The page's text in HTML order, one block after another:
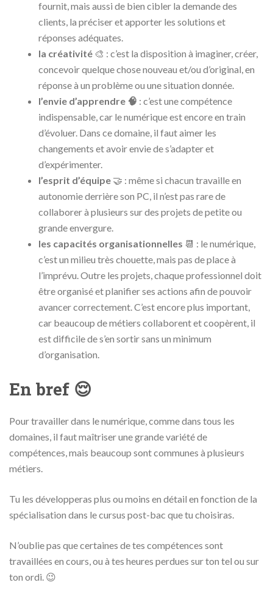
fournit, mais aussi de bien cibler la demande des
clients, la préciser et apporter les solutions et
réponses adéquates.
la créativité 🎨 : c’est la disposition à imaginer, créer,
concevoir quelque chose nouveau et/ou d’original, en
réponse à un problème ou une situation donnée.
l’envie d’apprendre 🧠 : c’est une compétence
indispensable, car le numérique est encore en train
d’évoluer. Dans ce domaine, il faut aimer les
changements et avoir envie de s’adapter et
d’expérimenter.
l’esprit d’équipe 🤝 : même si chacun travaille en
autonomie derrière son PC, il n’est pas rare de
collaborer à plusieurs sur des projets de petite ou
grande envergure.
les capacités organisationnelles 📆 : le numérique,
c’est un milieu très chouette, mais pas de place à
l’imprévu. Outre les projets, chaque professionnel doit
être organisé et planifier ses actions afin de pouvoir
avancer correctement. C’est encore plus important,
car beaucoup de métiers collaborent et coopèrent, il
est difficile de s’en sortir sans un minimum
d’organisation.
En bref 😌
Pour travailler dans le numérique, comme dans tous les
domaines, il faut maîtriser une grande variété de
compétences, mais beaucoup sont communes à plusieurs
métiers.
Tu les développeras plus ou moins en détail en fonction de la
spécialisation dans le cursus post-bac que tu choisiras.
N’oublie pas que certaines de tes compétences sont
travaillées en cours, ou à tes heures perdues sur ton tel ou sur
ton ordi. 😉